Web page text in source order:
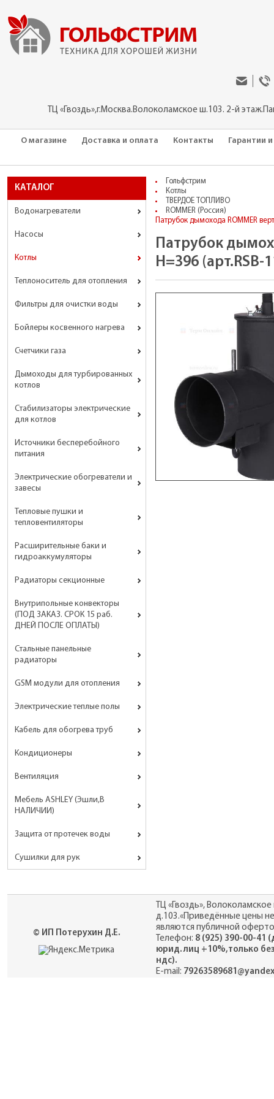
ТЦ «Гвоздь»,г.Москва.Волоколамское ш.103. 2-й
О магазине Доставка и оплата Контакты Гарантии
КАТАЛОГ
Водонагреватели
Насосы
Котлы
Теплоноситель для отопления
Фильтры для очистки воды
Бойлеры косвенного нагрева
Счетчики газа
Дымоходы для турбированных
котлов
Стабилизаторы электрические
для котлов
Источники бесперебойного
питания
Электрические обогреватели и
завесы
Тепловые пушки и
тепловентиляторы
Расширительные баки и
гидроаккумуляторы
Радиаторы секционные
Внутрипольные конвекторы
(ПОД ЗАКАЗ. СРОК 15 раб.
ДНЕЙ ПОСЛЕ ОПЛАТЫ)
Стальные панельные
радиаторы
GSM модули для отопления
Электрические теплые полы
Кабель для обогрева труб
Кондиционеры
Вентиляция
Мебель ASHLEY (Эшли,В
НАЛИЧИИ)
Защита от протечек воды
Сушилки для рук
Гольфстрим
Котлы
ТВЕРДОЕ ТОПЛИВО
ROMMER (Россия)
Патрубок дымохода ROMMER
Патрубок
H=396 (арт.RSB-
© ИП Потерухин Д.Е.
ТЦ «Гвоздь», Волоколамское
д.103.«Приведённые цены не
являются публичной
Телефон: 8 (925) 390-00-41
юрид. лиц +10%,только
ндс).
E-mail: